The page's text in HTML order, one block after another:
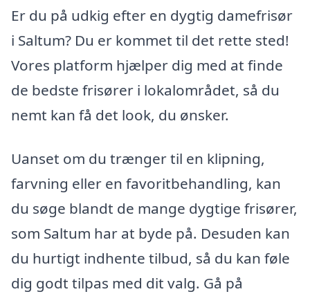
Er du på udkig efter en dygtig damefrisør
i Saltum? Du er kommet til det rette sted!
Vores platform hjælper dig med at finde
de bedste frisører i lokalområdet, så du
nemt kan få det look, du ønsker.
Uanset om du trænger til en klipning,
farvning eller en favoritbehandling, kan
du søge blandt de mange dygtige frisører,
som Saltum har at byde på. Desuden kan
du hurtigt indhente tilbud, så du kan føle
dig godt tilpas med dit valg. Gå på